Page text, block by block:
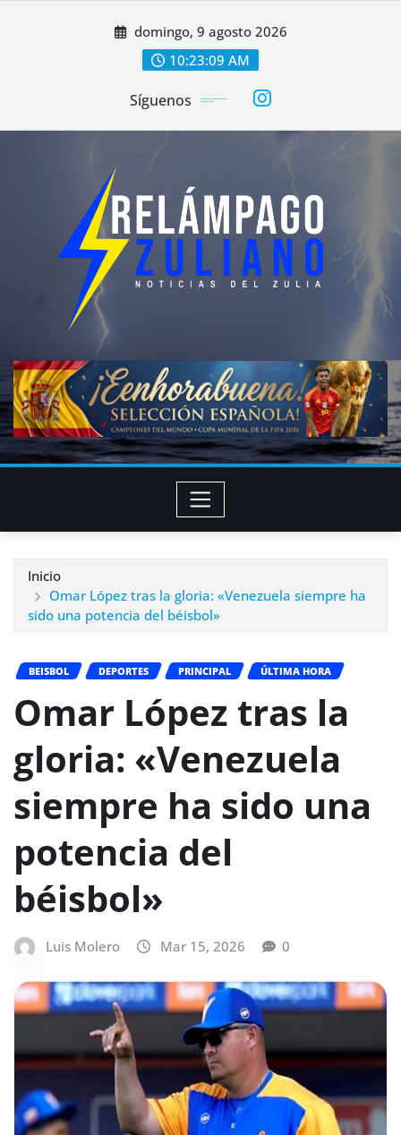
domingo, 9 agosto 2026
10:23:11 AM
Síguenos
Inicio
Omar López tras la gloria: «Venezuela siempre ha
sido una potencia del béisbol»
BEISBOL DEPORTES PRINCIPAL ÚLTIMA HORA
Omar López tras la
gloria: «Venezuela
siempre ha sido una
potencia del
béisbol»
Luis Molero Mar 15, 2026 0